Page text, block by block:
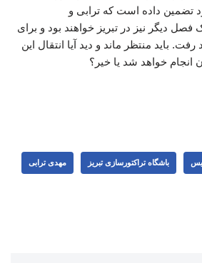
تضمین داده است که ترابی و
دیگر نیز در تبریز خواهند بود و برای
باید منتظر ماند و دید آیا انتقال این
انجام خواهد شد یا خیر؟
باشگاه تراکتورسازی تبریز مهدی ترابی